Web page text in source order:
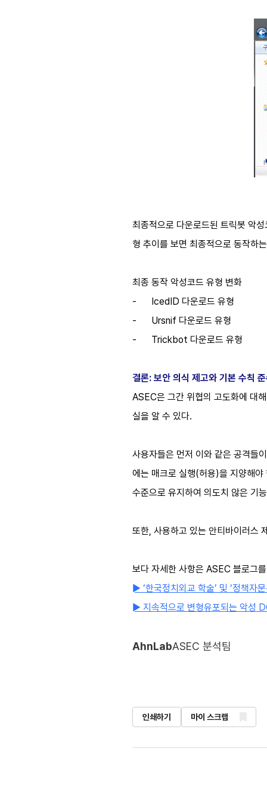
최종적으로 다운로드된 트릭봇 악
형 추이를 보면 최종적으로 동작하
최종 동작 악성코드 유형 변화
-
IcedID 다운로드 유형
-
Ursnif 다운로드 유형
-
Trickbot 다운로드 유형
결론: 보안 의식 제고와 기본 수칙
ASEC은 그간 위협의 고도화에 대
실을 알 수 있다.
사용자들은 먼저 이와 같은 공격들
에는 매크로 실행(허용)을 지양해
수준으로 유지하여 의도치 않은 기
또한, 사용하고 있는 안티바이러스
보다 자세한 사항은 ASEC 블로그
► ‘한국정치외교 학술’ 및 ‘정책자
► 지속적으로 변형유포되는 악성
AhnLabASEC 분석팀
인쇄하기 마이 스크랩